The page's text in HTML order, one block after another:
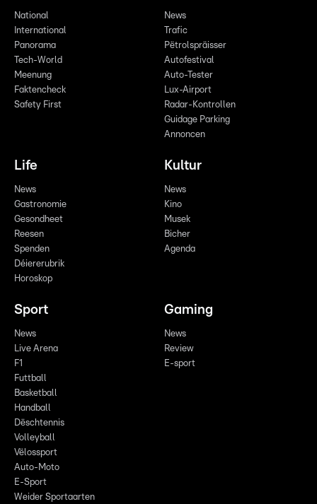
National
International
Panorama
Tech-World
Meenung
Faktencheck
Safety First
News
Trafic
Pëtrolspräisser
Autofestival
Auto-Tester
Lux-Airport
Radar-Kontrollen
Guidage Parking
Annoncen
Life
News
Gastronomie
Gesondheet
Reesen
Spenden
Déiererubrik
Horoskop
Kultur
News
Kino
Musek
Bicher
Agenda
Sport
News
Live Arena
F1
Futtball
Basketball
Handball
Dëschtennis
Volleyball
Vëlossport
Auto-Moto
E-Sport
Weider Sportaarten
Gaming
News
Review
E-sport